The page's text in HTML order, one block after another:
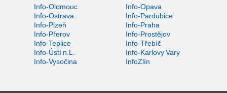
Info-Olomouc
Info-Opava
Info-Ostrava
Info-Pardubice
Info-Plzeň
Info-Praha
Info-Přerov
Info-Prostějov
Info-Teplice
Info-Třebíč
Info-Ústí n.L.
Info-Karlovy Vary
Info-Vysočina
InfoZlín